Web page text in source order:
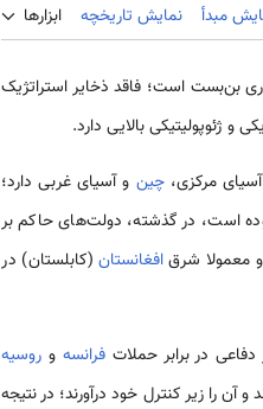
مبدأ نمایش تاریخچه ابزارها
بن‌بست است؛ فاقد ذخایر استراتژیک
و ژئوپولیتیکی بالایی دارد.
مرکزی،چین و آسیای غربی دارد؛
است، در گذشته، دولت‌های حاکم بر
و معمولا شرقافغانستان (کابلستان) در
در برابر حملاتفرانسه و روسیه
آن را زیر کنترل خود درآورند؛ در نتیجه